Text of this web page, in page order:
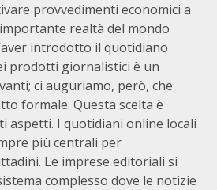
provvedimenti economici a
realtà del mondo
introdotto il quotidiano
prodotti giornalistici è un
ci auguriamo, però, che
formale. Questa scelta è
aspetti. I quotidiani online locali
più centrali per
Le imprese editoriali si
complesso dove le notizie